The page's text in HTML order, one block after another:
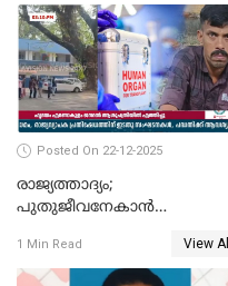
ഓടിച്ചയാൾ അറസ്റ്റിൽ.
Posted On 22-12-2025
രാജ്യത്താദ്യം;
പുതുജീവനേകാൻ
എറണാകുളം സർക്കാർ
ജനറൽ
1 Min Read View All